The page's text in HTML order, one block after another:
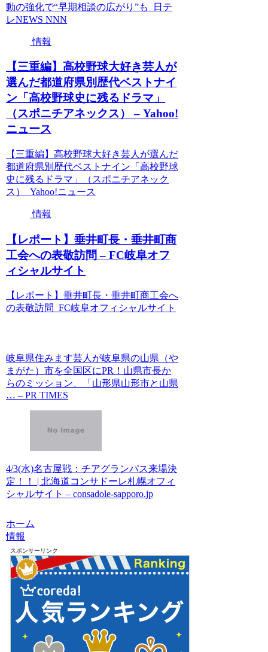
動の強化で“早期相談の広がり”も 日テ
レNEWS NNN
情報
【三重編】高校野球大好き芸人が
選んだ都道府県別歴代ベストナイ
ン「高校野球史に残るドラマ」
（スポニチアネックス） – Yahoo!
ニュース
【三重編】高校野球大好き芸人が選んだ
都道府県別歴代ベストナイン「高校野球
史に残るドラマ」（スポニチアネック
ス） Yahoo!ニュース
情報
【レポート】垂井町長・垂井町商
工会への表敬訪問 – FC岐阜オフ
ィシャルサイト
【レポート】垂井町長・垂井町商工会へ
の表敬訪問 FC岐阜オフィシャルサイト
岐阜県住みます芸人が岐阜県の山県（や
まがた）市を全国区にPR！山県市長か
らのミッション、「山形県山形市と山県
… – PR TIMES
4/3(水)名古屋戦：チアグランパス来場決
定！！ | 北海道コンサドーレ札幌オフィ
シャルサイト – consadole-sapporo.jp
ホーム
情報
スポンサーリンク